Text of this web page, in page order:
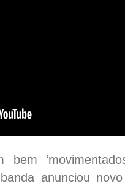
bem
anunciou